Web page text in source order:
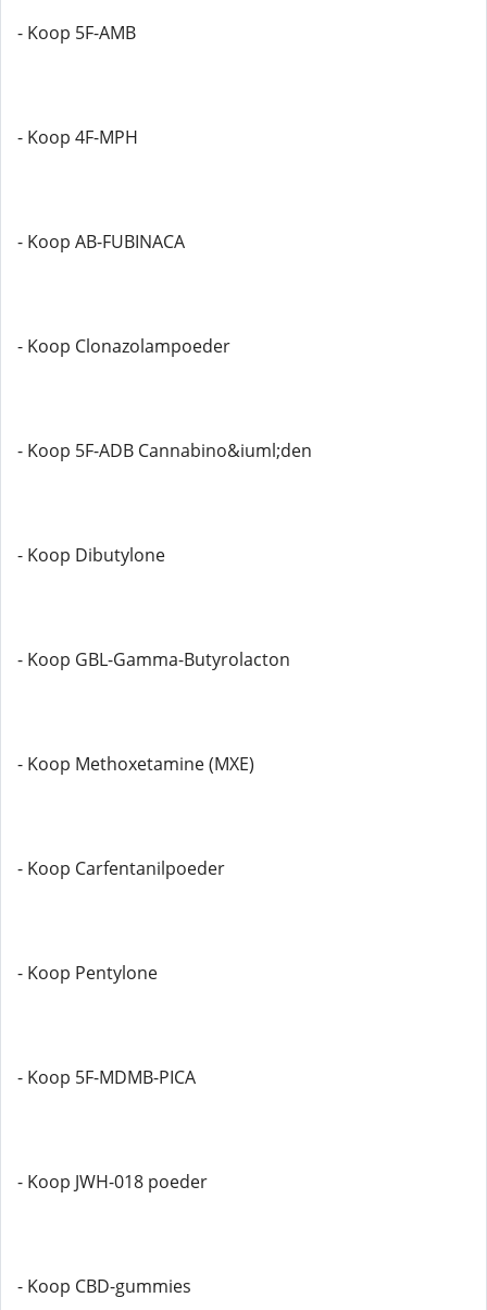
- Koop 5F-AMB
- Koop 4F-MPH
- Koop AB-FUBINACA
- Koop Clonazolampoeder
- Koop 5F-ADB Cannabino&iuml;den
- Koop Dibutylone
- Koop GBL-Gamma-Butyrolacton
- Koop Methoxetamine (MXE)
- Koop Carfentanilpoeder
- Koop Pentylone
- Koop 5F-MDMB-PICA
- Koop JWH-018 poeder
- Koop CBD-gummies